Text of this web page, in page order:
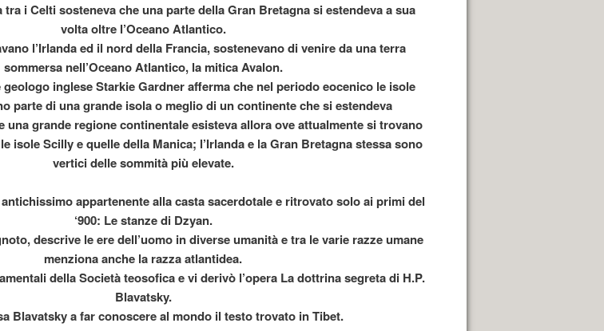
i Celti sosteneva che una parte della Gran Bretagna si estendeva a sua
volta oltre l’Oceano Atlantico.
l’Irlanda ed il nord della Francia, sostenevano di venire da una terra
sommersa nell’Oceano Atlantico, la mitica Avalon.
geologo inglese Starkie Gardner afferma che nel periodo eocenico le isole
parte di una grande isola o meglio di un continente che si estendeva
una grande regione continentale esisteva allora ove attualmente si trovano
isole Scilly e quelle della Manica; l’Irlanda e la Gran Bretagna stessa sono
vertici delle sommità più elevate.
appartenente alla casta sacerdotale e ritrovato solo ai primi del
‘900: Le stanze di Dzyan.
descrive le ere dell’uomo in diverse umanità e tra le varie razze umane
menziona anche la razza atlantidea.
della Società teosofica e vi derivò l’opera La dottrina segreta di H.P.
Blavatsky.
Blavatsky a far conoscere al mondo il testo trovato in Tibet.